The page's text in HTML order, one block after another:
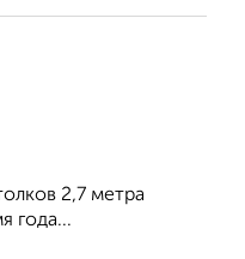
2,7 метра
года...